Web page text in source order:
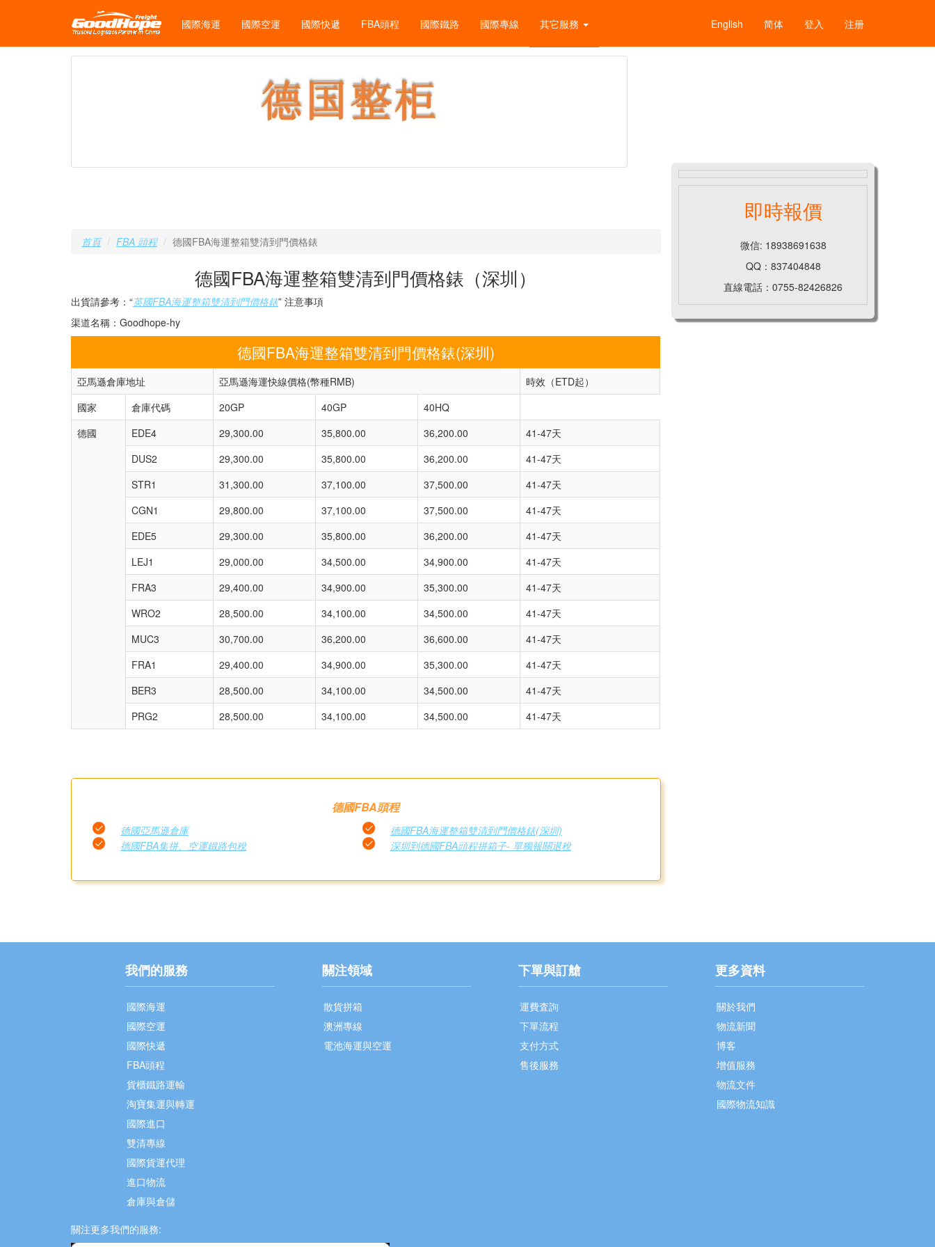
國際海運 國際空運 國際快遞 FBA頭程 國際鐵路 國際專線 其它服務 English 简体 登入 注册
首頁 FBA 頭程 德國FBA海運整箱雙清到門價格錶
德國FBA海運整箱雙清到門價格錶（深圳）
出貨請參考：“英國FBA海運整箱雙清到門價格錶” 注意事項
渠道名稱：Goodhope-hy
德國FBA海運整箱雙清到門價格錶(深圳)
亞馬遜倉庫地址 亞馬遜海運快線價格(幣種RMB)
時效（ETD起）
國家
倉庫代碼 20GP 40GP
40HQ
德國
EDE4 29,300.00 35,800.00 36,200.00
41-47天
DUS2
29,300.00 35,800.00 36,200.00
41-47天
STR1
31,300.00 37,100.00 37,500.00
41-47天
CGN1
29,800.00 37,100.00 37,500.00
41-47天
EDE5
29,300.00 35,800.00 36,200.00
41-47天
LEJ1
29,000.00 34,500.00 34,900.00
41-47天
FRA3
29,400.00 34,900.00 35,300.00
41-47天
WRO2
28,500.00 34,100.00 34,500.00
41-47天
MUC3
30,700.00 36,200.00 36,600.00
41-47天
FRA1
29,400.00 34,900.00 35,300.00
41-47天
BER3
28,500.00 34,100.00 34,500.00
41-47天
PRG2
28,500.00 34,100.00 34,500.00 41-47天
德國FBA頭程
德國亞馬遜倉庫
德國FBA海運整箱雙清到門價格錶(深圳)
德國FBA集拼、空運鐵路包稅
深圳到德國FBA頭程拼箱子- 單獨報關退稅
即時報價
微信: 18938691638
QQ：837404848
直線電話：0755-82426826
我們的服務
國際海運
國際空運
國際快遞
FBA頭程
貨櫃鐵路運輸
淘寶集運與轉運
國際進口
雙清專線
國際貨運代理
進口物流
倉庫與倉儲
關注領域
散貨拼箱
澳洲專線
電池海運與空運
下單與訂艙
運費査詢
下單流程
支付方式
售後服務
更多資料
關於我們
物流新聞
博客
增值服務
物流文件
國際物流知識
關注更多我們的服務: